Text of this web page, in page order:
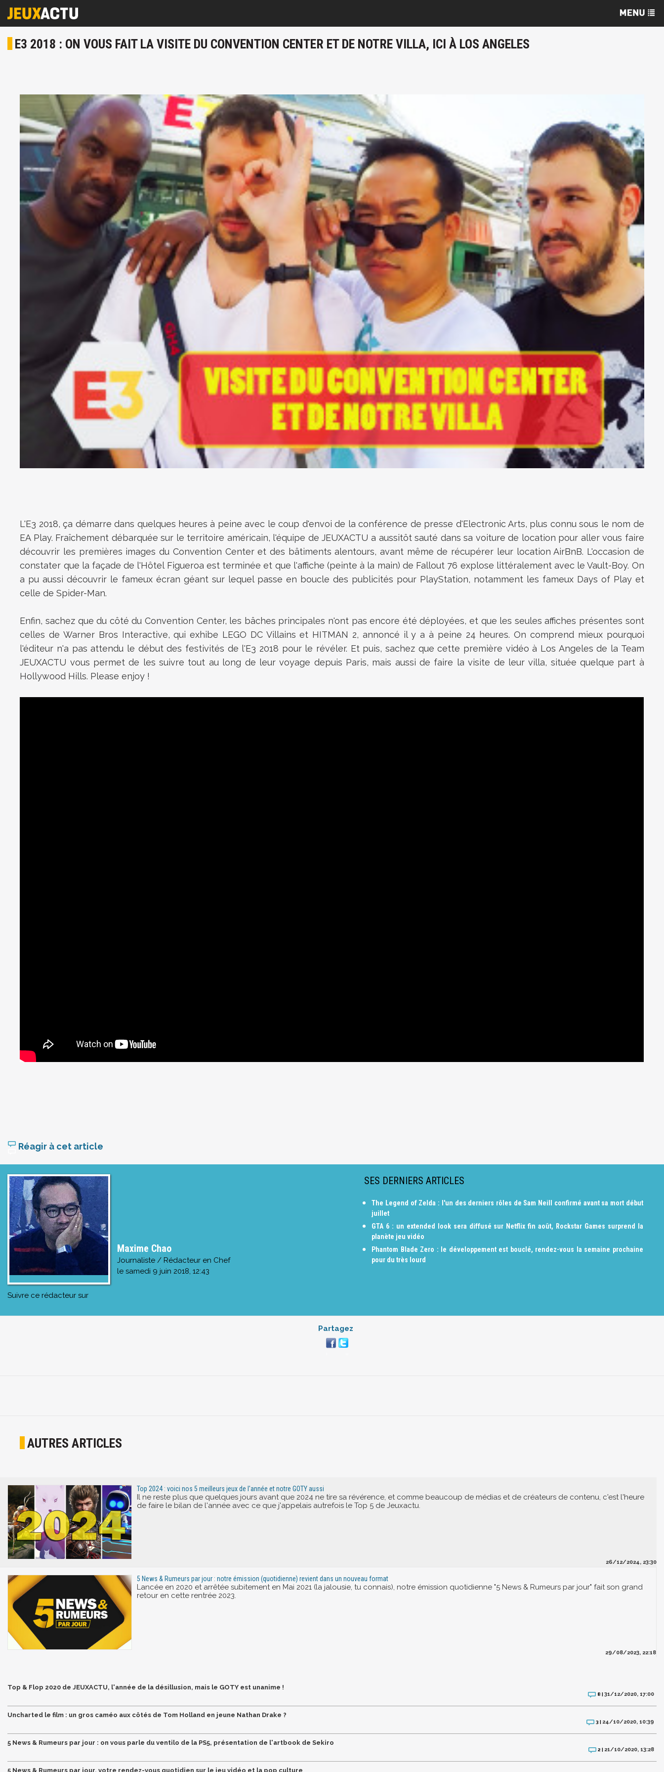
E3 2018 : ON VOUS FAIT LA VISITE DU CONVENTION CENTER ET DE NOTRE VILLA, ICI À LOS ANGELES
L'E3 2018, ça démarre dans quelques heures à peine avec le coup d'envoi de la conférence de presse d'Electronic Arts, plus connu sous le nom de
EA Play. Fraîchement débarquée sur le territoire américain, l'équipe de JEUXACTU a aussitôt sauté dans sa voiture de location pour aller vous faire
découvrir les premières images du Convention Center et des bâtiments alentours, avant même de récupérer leur location AirBnB. L'occasion de
constater que la façade de l'Hôtel Figueroa est terminée et que l'affiche (peinte à la main) de Fallout 76 explose littéralement avec le Vault-Boy. On
a pu aussi découvrir le fameux écran géant sur lequel passe en boucle des publicités pour PlayStation, notamment les fameux Days of Play et
celle de Spider-Man.
Enfin, sachez que du côté du Convention Center, les bâches principales n'ont pas encore été déployées, et que les seules affiches présentes sont
celles de Warner Bros Interactive, qui exhibe LEGO DC Villains et HITMAN 2, annoncé il y a à peine 24 heures. On comprend mieux pourquoi
l'éditeur n'a pas attendu le début des festivités de l'E3 2018 pour le révéler. Et puis, sachez que cette première vidéo à Los Angeles de la Team
JEUXACTU vous permet de les suivre tout au long de leur voyage depuis Paris, mais aussi de faire la visite de leur villa, située quelque part à
Hollywood Hills. Please enjoy !
Réagir à cet article
Maxime Chao
Journaliste / Rédacteur en Chef
le samedi 9 juin 2018, 12:43
Suivre ce rédacteur sur
SES DERNIERS ARTICLES
The Legend of Zelda : l'un des derniers rôles de Sam Neill confirmé avant sa mort début
juillet
GTA 6 : un extended look sera diffusé sur Netflix fin août, Rockstar Games surprend la
planète jeu vidéo
Phantom Blade Zero : le développement est bouclé, rendez-vous la semaine prochaine
pour du très lourd
Partagez
AUTRES ARTICLES
Top 2024 : voici nos 5 meilleurs jeux de l'année et notre GOTY aussi
Il ne reste plus que quelques jours avant que 2024 ne tire sa révérence, et comme beaucoup de médias et de créateurs de contenu, c'est l'heure
de faire le bilan de l'année avec ce que j'appelais autrefois le Top 5 de Jeuxactu.
26/12/2024, 23:30
5 News & Rumeurs par jour : notre émission (quotidienne) revient dans un nouveau format
Lancée en 2020 et arrêtée subitement en Mai 2021 (la jalousie, tu connais), notre émission quotidienne "5 News & Rumeurs par jour" fait son grand
retour en cette rentrée 2023.
29/08/2023, 22:18
Top & Flop 2020 de JEUXACTU, l'année de la désillusion, mais le GOTY est unanime !
8 |31/12/2020, 17:00
Uncharted le film : un gros caméo aux côtés de Tom Holland en jeune Nathan Drake ?
3 | 24/10/2020, 10:39
5 News & Rumeurs par jour : on vous parle du ventilo de la PS5, présentation de l'artbook de Sekiro
2 | 21/10/2020, 13:28
5 News & Rumeurs par jour, votre rendez-vous quotidien sur le jeu vidéo et la pop culture